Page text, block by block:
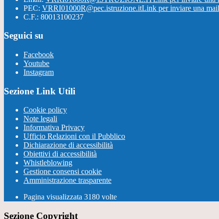
PEC: VRRI01000R@pec.istruzione.itLink per inviare una mail
C.F.: 80013100237
Seguici su
Facebook
Youtube
Instagram
Sezione Link Utili
Cookie policy
Note legali
Informativa Privacy
Ufficio Relazioni con il Pubblico
Dichiarazione di accessibilità
Obiettivi di accessibilità
Whistleblowing
Gestione consensi cookie
Amministrazione trasparente
Pagina visualizzata 3180 volte
Sezione Copyright